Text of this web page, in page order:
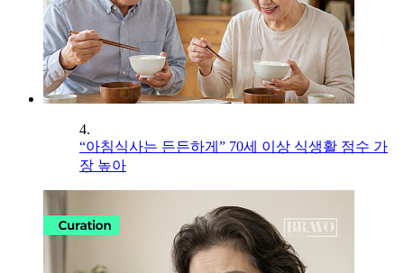
4.
“아침식사는 든든하게” 70세 이상 식생활 점수 가
장 높아